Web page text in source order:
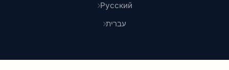
Русский
עברית